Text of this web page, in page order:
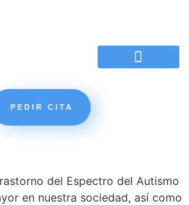
PEDIR CITA
del Espectro del Autismo
en nuestra sociedad, así como